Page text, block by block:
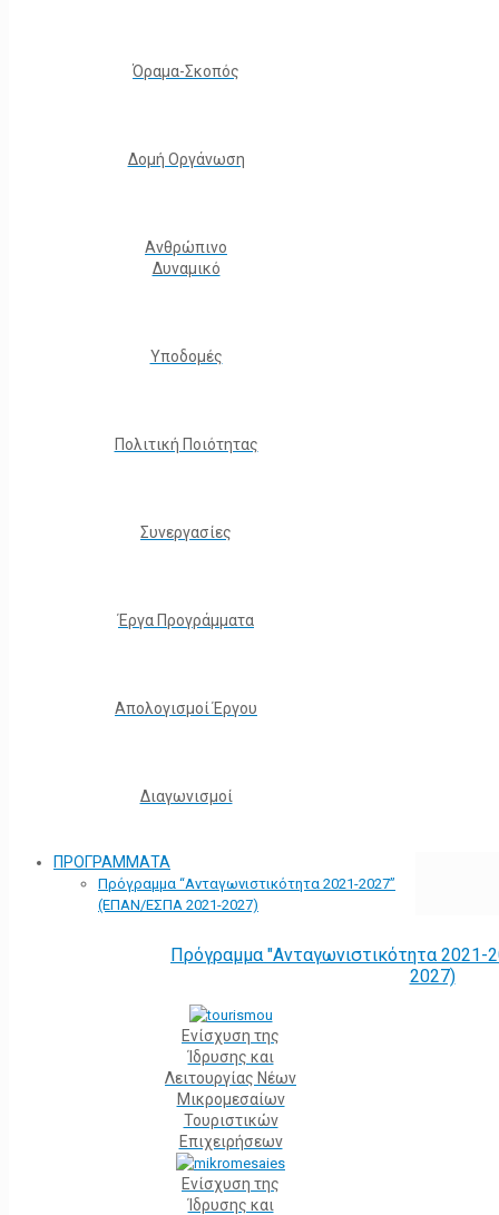
Όραμα-Σκοπός
Δομή Οργάνωση
Ανθρώπινο
Δυναμικό
Υποδομές
Πολιτική Ποιότητας
Συνεργασίες
Έργα Προγράμματα
Απολογισμοί Έργου
Διαγωνισμοί
ΠΡΟΓΡΑΜΜΑΤΑ
Πρόγραμμα “Ανταγωνιστικότητα 2021-2027”
(ΕΠΑΝ/ΕΣΠΑ 2021-2027)
Πρόγραμμα "Ανταγωνιστικότητα
2027)
Ενίσχυση της
Ίδρυσης και
Λειτουργίας Νέων
Μικρομεσαίων
Τουριστικών
Επιχειρήσεων
Ενίσχυση της
Ίδρυσης και